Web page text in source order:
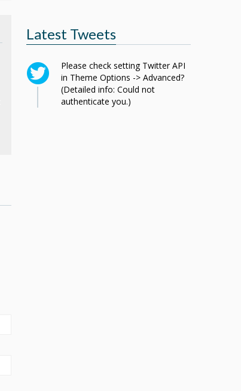
Latest Tweets
Please check setting Twitter API
in Theme Options -> Advanced?
(Detailed info: Could not
authenticate you.)